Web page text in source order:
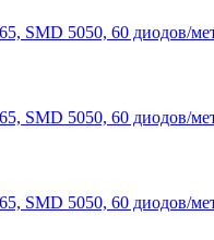
SMD 5050, 60 диодов/
SMD 5050, 60 диодов/
SMD 5050, 60 диодов/